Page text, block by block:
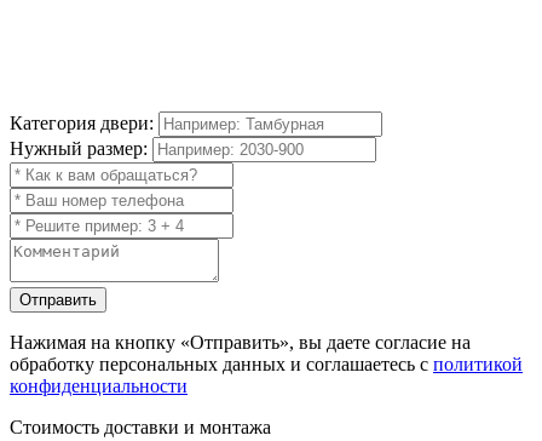
Категория двери:
Нужный размер:
Отправить
Нажимая на кнопку «Отправить», вы даете согласие на
обработку персональных данных и соглашаетесь с политикой
конфиденциальности
Стоимость доставки и монтажа